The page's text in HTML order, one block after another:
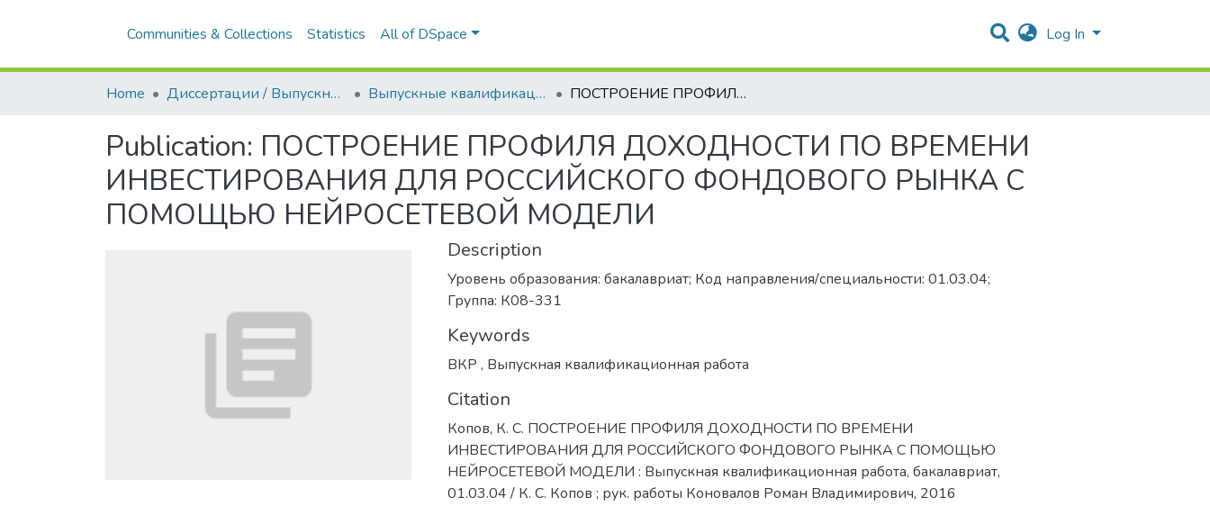
Communities & Collections Statistics All of DSpace Log In
Home Диссертации / Выпускные квалификационные работы Выпускные квалификационные работы ПОСТРОЕНИЕ ПРОФИЛЯ ДОХОДНОСТИ ПО ВРЕМЕНИ ИНВЕСТИРОВАНИЯ ДЛЯ РОССИЙСКОГО ФОНДОВОГО РЫНКА С ПОМОЩЬЮ НЕЙРОСЕТЕВОЙ МОДЕЛИ
Publication: ПОСТРОЕНИЕ ПРОФИЛЯ ДОХОДНОСТИ ПО ВРЕМЕНИ
ИНВЕСТИРОВАНИЯ ДЛЯ РОССИЙСКОГО ФОНДОВОГО РЫНКА С
ПОМОЩЬЮ НЕЙРОСЕТЕВОЙ МОДЕЛИ
Description
Уровень образования: бакалавриат; Код направления/специальности: 01.03.04;
Группа: К08-331
Keywords
ВКР , Выпускная квалификационная работа
Citation
Копов, К. С. ПОСТРОЕНИЕ ПРОФИЛЯ ДОХОДНОСТИ ПО ВРЕМЕНИ
ИНВЕСТИРОВАНИЯ ДЛЯ РОССИЙСКОГО ФОНДОВОГО РЫНКА С ПОМОЩЬЮ
НЕЙРОСЕТЕВОЙ МОДЕЛИ : Выпускная квалификационная работа, бакалавриат,
01.03.04 / К. С. Копов ; рук. работы Коновалов Роман Владимирович, 2016